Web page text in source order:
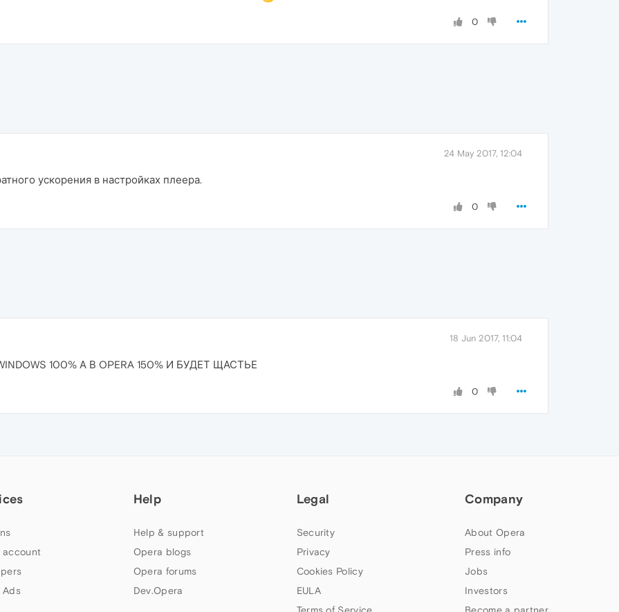
0
24 May 2017, 12:04
ускорения в настройках плеера.
0
18 Jun 2017, 11:04
100% А В OPERA 150% И БУДЕТ ЩАСТЬЕ
0
account
Ads
Help
Help & support
Opera blogs
Opera forums
Dev.Opera
Legal
Security
Privacy
Cookies Policy
EULA
Terms of Service
Company
About Opera
Press info
Jobs
Investors
Become a partner